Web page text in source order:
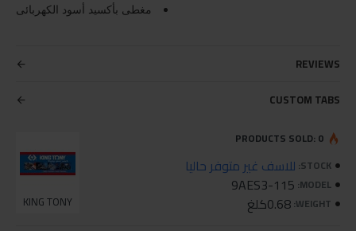
مغطى بأكسيد أسود الكهربائى
REVIEWS
CUSTOM TABS
STOCK: للاسف غير متوفر حاليا
MODEL:
9AES3-115
WEIGHT: 0.68كلغ KING TONY
PRODUCTS SOLD: 0